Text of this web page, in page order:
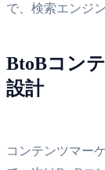
で、検索エンジ
BtoBコン
設計
コンテンツマー